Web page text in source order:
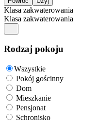
Klasa zakwaterowania
Klasa zakwaterowania
Rodzaj pokoju
Wszystkie
Pokój gościnny
Dom
Mieszkanie
Pensjonat
Schronisko